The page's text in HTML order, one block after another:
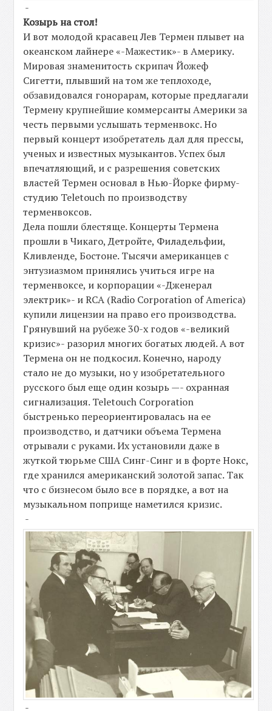
-
Козырь на стол!
И вот молодой красавец Лев Термен плывет на
океанском лайнере «-Мажестик»- в Америку.
Мировая знаменитость скрипач Йожеф
Сигетти, плывший на том же теплоходе,
обзавидовался гонорарам, которые предлагали
Термену крупнейшие коммерсанты Америки за
честь первыми услышать терменвокс. Но
первый концерт изобретатель дал для прессы,
ученых и известных музыкантов. Успех был
впечатляющий, и с разрешения советских
властей Термен основал в Нью-Йорке фирму-
студию Teletouch по производству
терменвоксов.
Дела пошли блестяще. Концерты Термена
прошли в Чикаго, Детройте, Филадельфии,
Кливленде, Бостоне. Тысячи американцев с
энтузиазмом принялись учиться игре на
терменвоксе, и корпорации «-Дженерал
электрик»- и RCA (Radio Corporation of America)
купили лицензии на право его производства.
Грянувший на рубеже 30-х годов «-великий
кризис»- разорил многих богатых людей. А вот
Термена он не подкосил. Конечно, народу
стало не до музыки, но у изобретательного
русского был еще один козырь —- охранная
сигнализация. Teletouch Corporation
быстренько переориентировалась на ее
производство, и датчики объема Термена
отрывали с руками. Их установили даже в
жуткой тюрьме США Синг-Синг и в форте Нокс,
где хранился американский золотой запас. Так
что с бизнесом было все в порядке, а вот на
музыкальном поприще наметился кризис.
-
-